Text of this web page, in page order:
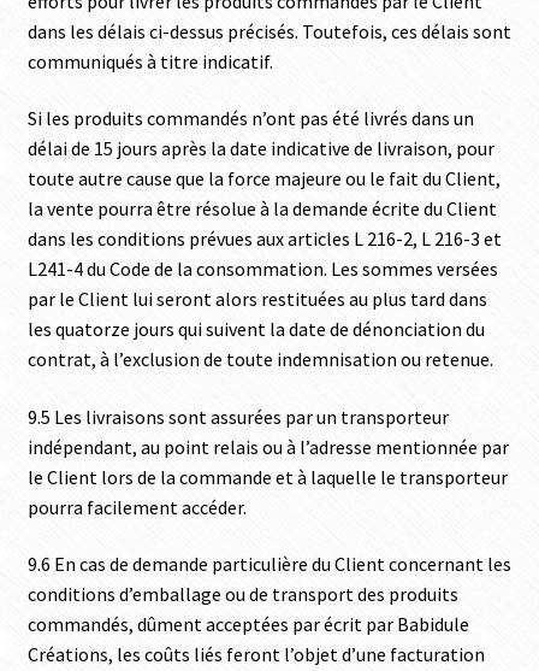
dans les délais ci-dessus précisés. Toutefois, ces délais sont
communiqués à titre indicatif.
Si les produits commandés n’ont pas été livrés dans un
délai de 15 jours après la date indicative de livraison, pour
toute autre cause que la force majeure ou le fait du Client,
la vente pourra être résolue à la demande écrite du Client
dans les conditions prévues aux articles L 216-2, L 216-3 et
L241-4 du Code de la consommation. Les sommes versées
par le Client lui seront alors restituées au plus tard dans
les quatorze jours qui suivent la date de dénonciation du
contrat, à l’exclusion de toute indemnisation ou retenue.
9.5 Les livraisons sont assurées par un transporteur
indépendant, au point relais ou à l’adresse mentionnée par
le Client lors de la commande et à laquelle le transporteur
pourra facilement accéder.
9.6 En cas de demande particulière du Client concernant les
conditions d’emballage ou de transport des produits
commandés, dûment acceptées par écrit par Babidule
Créations, les coûts liés feront l’objet d’une facturation